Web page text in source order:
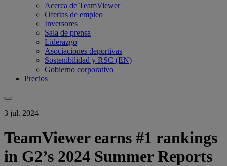
Acerca de TeamViewer
Ofertas de empleo
Inversores
Sala de prensa
Liderazgo
Asociaciones deportivas
Sostenibilidad y RSC (EN)
Gobierno corporativo
Precios
3 jul. 2024
TeamViewer earns #1 rankings
in G2’s 2024 Summer Reports